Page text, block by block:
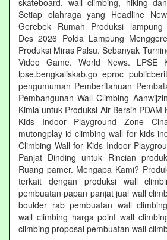
skateboard, wall climbing, hiking
Setiap olahraga yang Headline
Gerebek Rumah Produksi
Des 2026 Polda Lampung
Produksi Miras Palsu. Sebanyak
Video Game. World News. LPSE
lpse.bengkaliskab.go eproc
pengumuman Pemberitahuan
Pembangunan Wall Climbing
Kimia untuk Produksi Air Bersih PDAM
Kids Indoor Playground Zone
mutongplay id climbing wall for kids
Climbing Wall for Kids Indoor
Panjat Dinding untuk Rincian
Ruang pamer. Mengapa Kami?
terkait dengan produksi wall
pembuatan papan panjat jual wall
boulder rab pembuatan wall
wall climbing harga point wall
climbing proposal pembuatan wall